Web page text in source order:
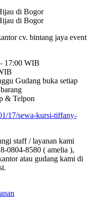
cv. bintang jaya event
17:00 WIB
Gudang buka setiap
& Telpon
17/sewa-kursi-tiffany-
staff / layanan kami
0804-8580 ( amelia ),
atau gudang kami di